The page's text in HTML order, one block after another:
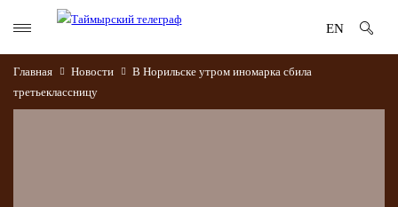
EN
Главная Новости
В Норильске утром иномарка сбила
третьеклассницу